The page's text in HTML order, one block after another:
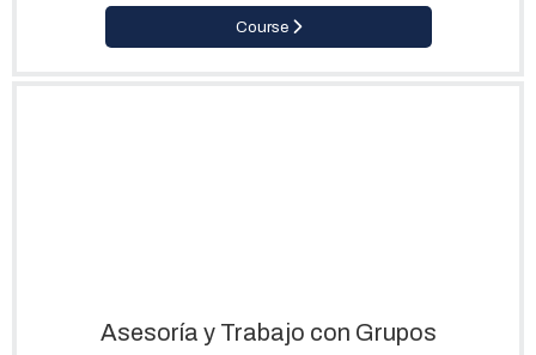
Course
Asesoría y Trabajo con Grupos